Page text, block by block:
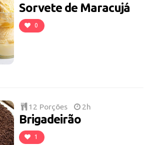
Sorvete de Maracujá
0
12 Porções 2h
Brigadeirão
1